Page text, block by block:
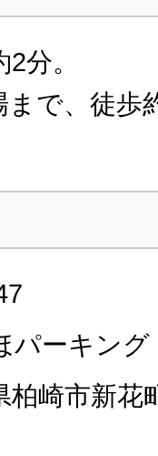
分。
で、徒歩
パーキング
柏崎市新花